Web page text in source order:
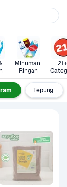
Minuman
Ringan
21+
Tepung